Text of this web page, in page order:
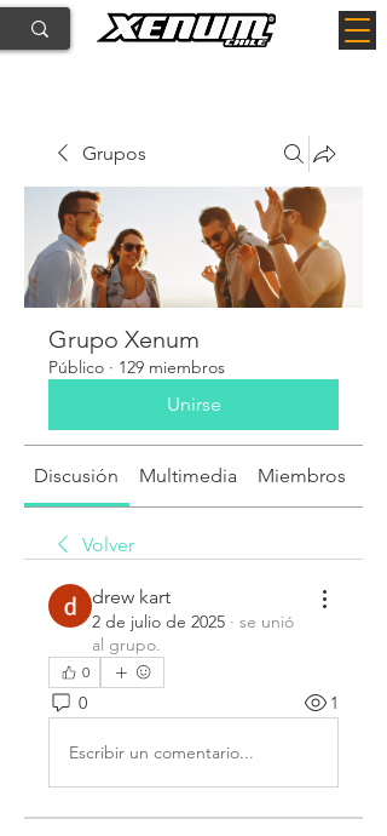
Grupos
Grupo Xenum
Público · 129 miembros
Unirse
Discusión Multimedia Miembros
Volver
drew kart
2 de julio de 2025 · se unió
al grupo.
0
0 1
Escribir un comentario...